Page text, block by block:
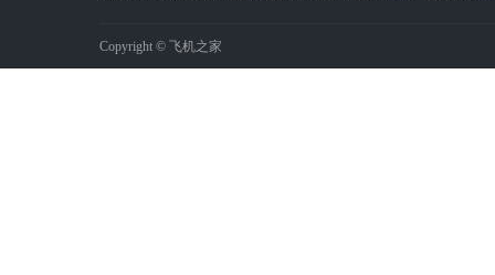
Copyright © 飞机之家